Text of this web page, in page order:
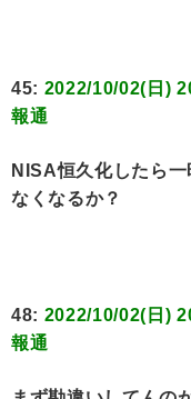
45: 2022/10/02(日)
報通
NISA恒久化したら
なくなるか？
48: 2022/10/02(日)
報通